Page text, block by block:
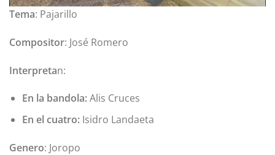
Tema: Pajarillo
Compositor: José Romero
Interpretan:
En la bandola:Alis Cruces
En el cuatro:Isidro Landaeta
Genero: Joropo